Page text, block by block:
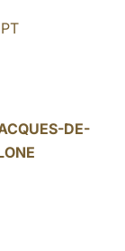
中文
PT
DE-